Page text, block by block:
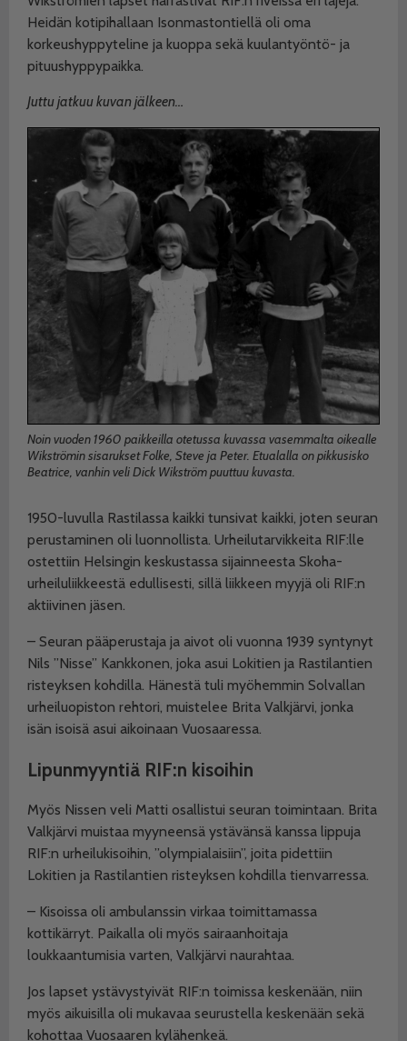
Heidän kotipihallaan Isonmastontiellä oli oma
korkeushyppyteline ja kuoppa sekä kuulantyöntö- ja
pituushyppypaikka.
Juttu jatkuu kuvan jälkeen…
Noin vuoden 1960 paikkeilla otetussa kuvassa vasemmalta oikealle
Wikströmin sisarukset Folke, Steve ja Peter. Etualalla on pikkusisko
Beatrice, vanhin veli Dick Wikström puuttuu kuvasta.
1950-luvulla Rastilassa kaikki tunsivat kaikki, joten seuran
perustaminen oli luonnollista. Urheilutarvikkeita RIF:lle
ostettiin Helsingin keskustassa sijainneesta Skoha-
urheiluliikkeestä edullisesti, sillä liikkeen myyjä oli RIF:n
aktiivinen jäsen.
– Seuran pääperustaja ja aivot oli vuonna 1939 syntynyt
Nils ”Nisse” Kankkonen, joka asui Lokitien ja Rastilantien
risteyksen kohdilla. Hänestä tuli myöhemmin Solvallan
urheiluopiston rehtori, muistelee Brita Valkjärvi, jonka
isän isoisä asui aikoinaan Vuosaaressa.
Lipunmyyntiä RIF:n kisoihin
Myös Nissen veli Matti osallistui seuran toimintaan. Brita
Valkjärvi muistaa myyneensä ystävänsä kanssa lippuja
RIF:n urheilukisoihin, ”olympialaisiin”, joita pidettiin
Lokitien ja Rastilantien risteyksen kohdilla tienvarressa.
– Kisoissa oli ambulanssin virkaa toimittamassa
kottikärryt. Paikalla oli myös sairaanhoitaja
loukkaantumisia varten, Valkjärvi naurahtaa.
Jos lapset ystävystyivät RIF:n toimissa keskenään, niin
myös aikuisilla oli mukavaa seurustella keskenään sekä
kohottaa Vuosaaren kylähenkeä.